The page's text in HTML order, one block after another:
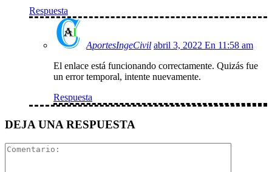
Respuesta
AportesIngeCivil abril 3, 2022 En 11:58 am
El enlace está funcionando correctamente. Quizás fue
un error temporal, intente nuevamente.
Respuesta
DEJA UNA RESPUESTA